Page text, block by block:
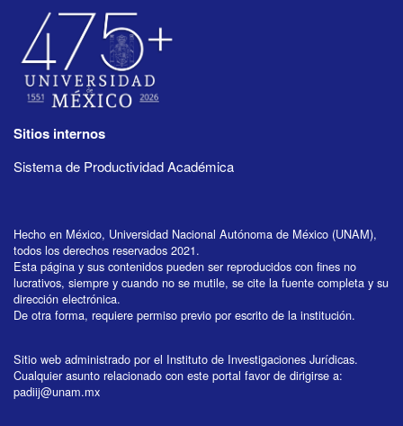
Sitios internos
Sistema de Productividad Académica
Hecho en México, Universidad Nacional Autónoma de México (UNAM),
todos los derechos reservados 2021.
Esta página y sus contenidos pueden ser reproducidos con fines no
lucrativos, siempre y cuando no se mutile, se cite la fuente completa y su
dirección electrónica.
De otra forma, requiere permiso previo por escrito de la institución.
Sitio web administrado por el Instituto de Investigaciones Jurídicas.
Cualquier asunto relacionado con este portal favor de dirigirse a:
padiij@unam.mx